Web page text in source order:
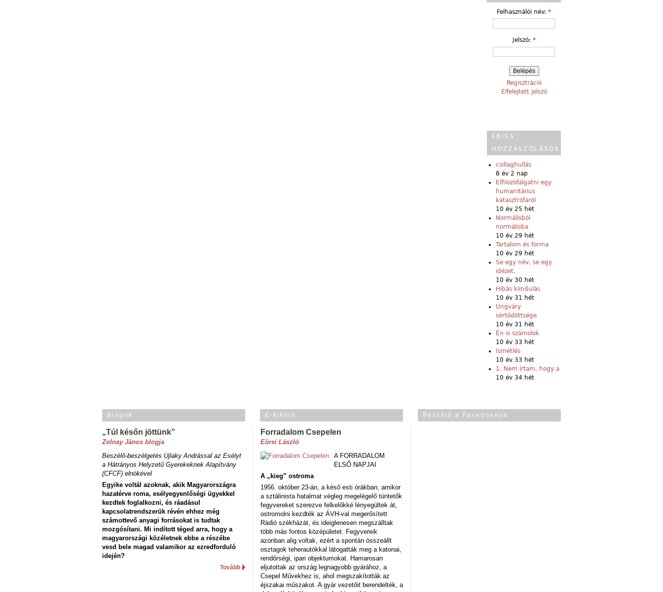
Felhasználói név: *
Jelszó: *
Regisztráció
Elfelejtett jelszó
FRISS
HOZZÁSZÓLÁSOK
csillaghullás
8 év 2 nap
Elfilozófálgatni egy
humanitárius
katasztrófáról
10 év 25 hét
Normálisból
normálisba
10 év 29 hét
Tartalom és forma
10 év 29 hét
Se egy név, se egy
idézet,
10 év 30 hét
Hibás kiindulás
10 év 31 hét
Ungváry
sértődöttsége
10 év 31 hét
Én is számolok
10 év 33 hét
Ismétlés
10 év 33 hét
1. Nem írtam, hogy a
10 év 34 hét
Blogok
„Túl későn jöttünk”
Zolnay János blogja
Beszélő-beszélgetés Ujlaky Andrással az Esélyt
a Hátrányos Helyzetű Gyerekeknek Alapítvány
(CFCF) elnökével
Egyike voltál azoknak, akik Magyarországra
hazatérve roma, esélyegyenlőségi ügyekkel
kezdtek foglalkozni, és ráadásul
kapcsolatrendszerük révén ehhez még
számottevő anyagi forrásokat is tudtak
mozgósítani. Mi indított téged arra, hogy a
magyarországi közéletnek ebbe a részébe
vesd bele magad valamikor az ezredforduló
idején?
Tovább
E-kikötő
Forradalom Csepelen
Eörsi László
A FORRADALOM
ELSŐ NAPJAI
A „kieg” ostroma
1956. október 23-án, a késő esti órákban, amikor
a sztálinista hatalmat végleg megelégelő tüntetők
fegyvereket szerezve felkelőkké lényegültek át,
ostromolni kezdték az ÁVH-val megerősített
Rádió székházát, és ideiglenesen megszálltak
több más fontos középületet. Fegyvereik
azonban alig voltak, ezért a spontán összeállt
osztagok teherautókkal látogatták meg a katonai,
rendőrségi, ipari objektumokat. Hamarosan
eljutottak az ország legnagyobb gyárához, a
Csepel Művekhez is, ahol megszakították az
éjszakai műszakot. A gyár vezetőit berendelték, a
Beszélő a Facebookon